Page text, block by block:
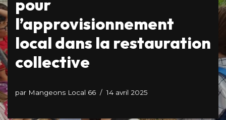
pour
l’approvisionnement
local dans la restauration
collective
par Mangeons Local 66 14 avril 2025